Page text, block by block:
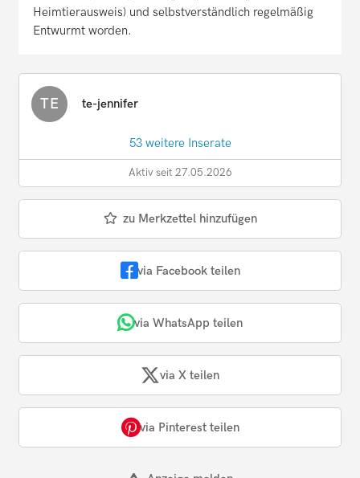
Heimtierausweis) und selbstverständlich regelmäßig
Entwurmt worden.
TE te-jennifer
53 weitere Inserate
Aktiv seit 27.05.2026
zu Merkzettel hinzufügen
via Facebook teilen
via WhatsApp teilen
via X teilen
via Pinterest teilen